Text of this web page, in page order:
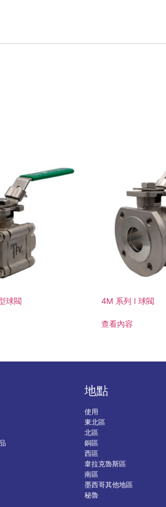
球閥 4M 系列 I 球閥
查看內容
地點
使用
東北區
北區
銅區
西區
韋拉克魯斯區
南區
墨西哥其他地區
秘魯